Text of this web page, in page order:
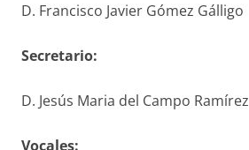
D. Francisco Javier Gómez Gálligo
Secretario:
D. Jesús Maria del Campo Ramírez
Vocales: